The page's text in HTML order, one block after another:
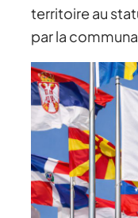
territoire au
par la